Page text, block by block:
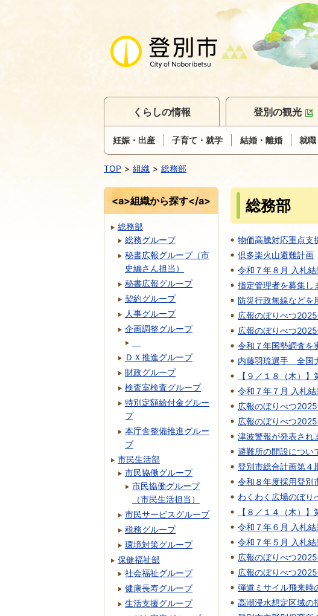
くらしの情報
妊娠・出産 子育て・就学 結婚・離婚 就
登別の観光
TOP 組織 総務部
総務部
物価高騰対応重点支
倶多楽火山避難計画
令和７年８月 入札結
指定管理者を募集し
防災行政無線などを
広報のぼりべつ
広報のぼりべつ
令和７年国勢調査を
内藤羽琉選手 全国
【９／１８（木）
令和７年７月 入札結
広報のぼりべつ
広報のぼりべつ
津波警報が発表され
避難所の開設につい
登別市総合計画第４
令和８年度採用登別
わくわく広場のぼり
【８／１４（木）
令和７年６月 入札結
令和７年５月 入札結
広報のぼりべつ
広報のぼりべつ
弾道ミサイル飛来時
高潮浸水想定区域の
<a>組織から探す</a>
総務部
総務グループ
秘書広報グループ（市
史編さん担当）
秘書広報グループ
契約グループ
人事グループ
企画調整グループ
ＤＸ推進グループ
財政グループ
検査室検査グループ
特別定額給付金グルー
プ
本庁舎整備推進グルー
プ
市民生活部
市民協働グループ
市民協働グループ
（市民生活担当）
市民サービスグループ
税務グループ
環境対策グループ
保健福祉部
社会福祉グループ
健康長寿グループ
生活支援グループ